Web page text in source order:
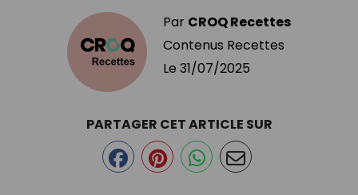
Par CROQ Recettes
Contenus Recettes
Le 31/07/2025
PARTAGER CET ARTICLE SUR